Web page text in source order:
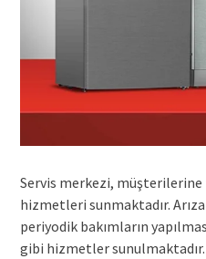
Servis merkezi,
hizmetleri sunmaktadır.
periyodik bakımların
gibi hizmetler